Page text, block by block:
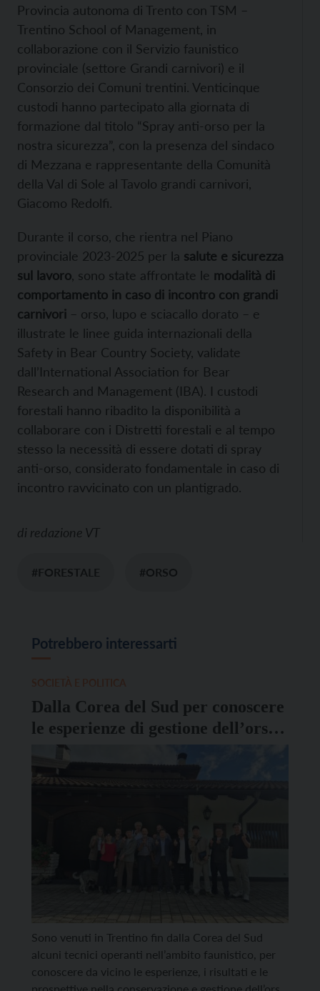
Provincia autonoma di Trento con TSM –
Trentino School of Management, in
collaborazione con il Servizio faunistico
provinciale (settore Grandi carnivori) e il
Consorzio dei Comuni trentini. Venticinque
custodi hanno partecipato alla giornata di
formazione dal titolo “Spray anti-orso per la
nostra sicurezza”, con la presenza del sindaco
di Mezzana e rappresentante della Comunità
della Val di Sole al Tavolo grandi carnivori,
Giacomo Redolfi.
Durante il corso, che rientra nel Piano
provinciale 2023-2025 per la salute e sicurezza
sul lavoro , sono state affrontate le modalità di
comportamento in caso di incontro con grandi
carnivori – orso, lupo e sciacallo dorato – e
illustrate le linee guida internazionali della
Safety in Bear Country Society, validate
dall’International Association for Bear
Research and Management (IBA). I custodi
forestali hanno ribadito la disponibilità a
collaborare con i Distretti forestali e al tempo
stesso la necessità di essere dotati di spray
anti-orso, considerato fondamentale in caso di
incontro ravvicinato con un plantigrado.
di redazione VT
#FORESTALE #ORSO
Potrebbero interessarti
Dalla Corea del Sud per conoscere
le esperienze di gestione dell’orso
in Trentino
Sono venuti in Trentino fin dalla Corea del Sud
alcuni tecnici operanti nell’ambito faunistico, per
conoscere da vicino le esperienze, i risultati e le